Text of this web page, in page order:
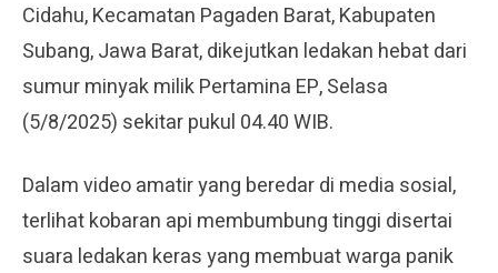
Cidahu, Kecamatan Pagaden Barat, Kabupaten
Subang, Jawa Barat, dikejutkan ledakan hebat dari
sumur minyak milik Pertamina EP, Selasa
(5/8/2025) sekitar pukul 04.40 WIB.
Dalam video amatir yang beredar di media sosial,
terlihat kobaran api membumbung tinggi disertai
suara ledakan keras yang membuat warga panik